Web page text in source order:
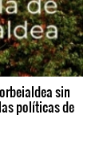
sin
políticas de